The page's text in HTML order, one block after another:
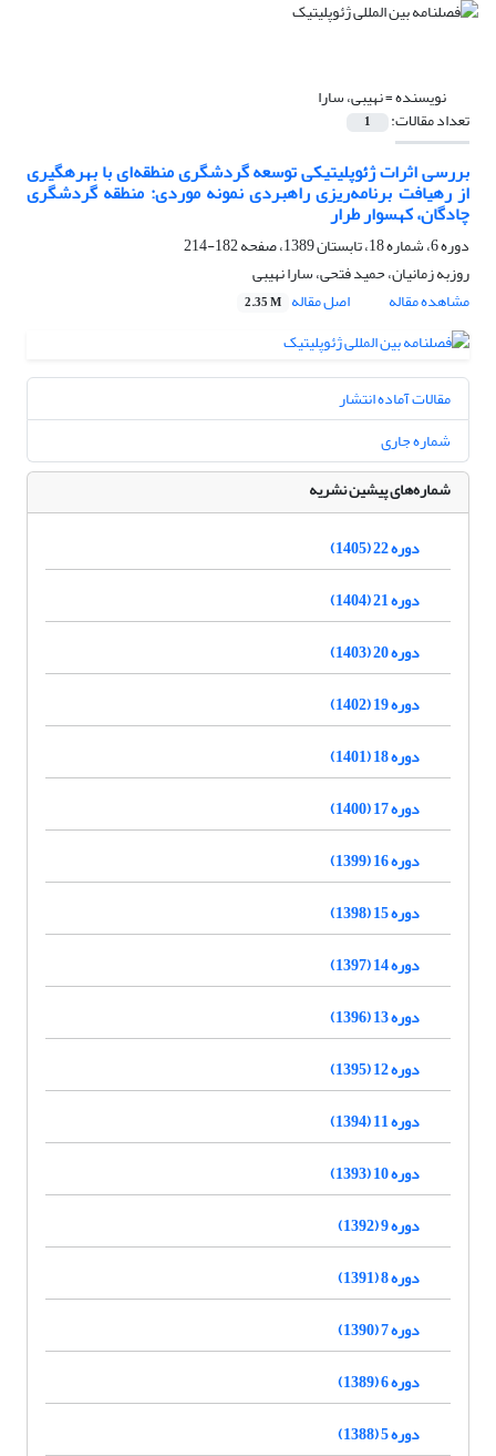
نویسنده =نهیبی، سارا
تعداد مقالات: 1
بررسی اثرات ژئوپلیتیکی توسعه گردشگری منطقه‌ای با بهرهگیری
از رهیافت برنامه‌ریزی راهبردی نمونه موردی: منطقه گردشگری
چادگان، کهسوار طرار
دوره 6، شماره 18، تابستان 1389، صفحه
182-214
روزبه زمانیان، حمید فتحی، سارا نهیبی
مشاهده مقاله
اصل مقاله 2.35 M
مقالات آماده انتشار
شماره جاری
شماره‌های پیشین نشریه
دوره 22 (1405)
دوره 21 (1404)
دوره 20 (1403)
دوره 19 (1402)
دوره 18 (1401)
دوره 17 (1400)
دوره 16 (1399)
دوره 15 (1398)
دوره 14 (1397)
دوره 13 (1396)
دوره 12 (1395)
دوره 11 (1394)
دوره 10 (1393)
دوره 9 (1392)
دوره 8 (1391)
دوره 7 (1390)
دوره 6 (1389)
دوره 5 (1388)